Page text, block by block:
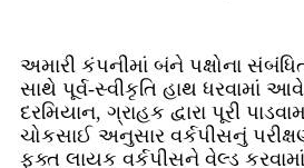
અમારી કંપનીમાં બંને પક્ષોના સંબંધિત
સાથે પૂર્વ-સ્વીકૃતિ હાથ ધરવામાં
દરમિયાન, ગ્રાહક દ્વારા પૂરી
ચોકસાઈ અનુસાર વર્કપીસનું
ફક્ત લાયક વર્કપીસને વેલ્ડ